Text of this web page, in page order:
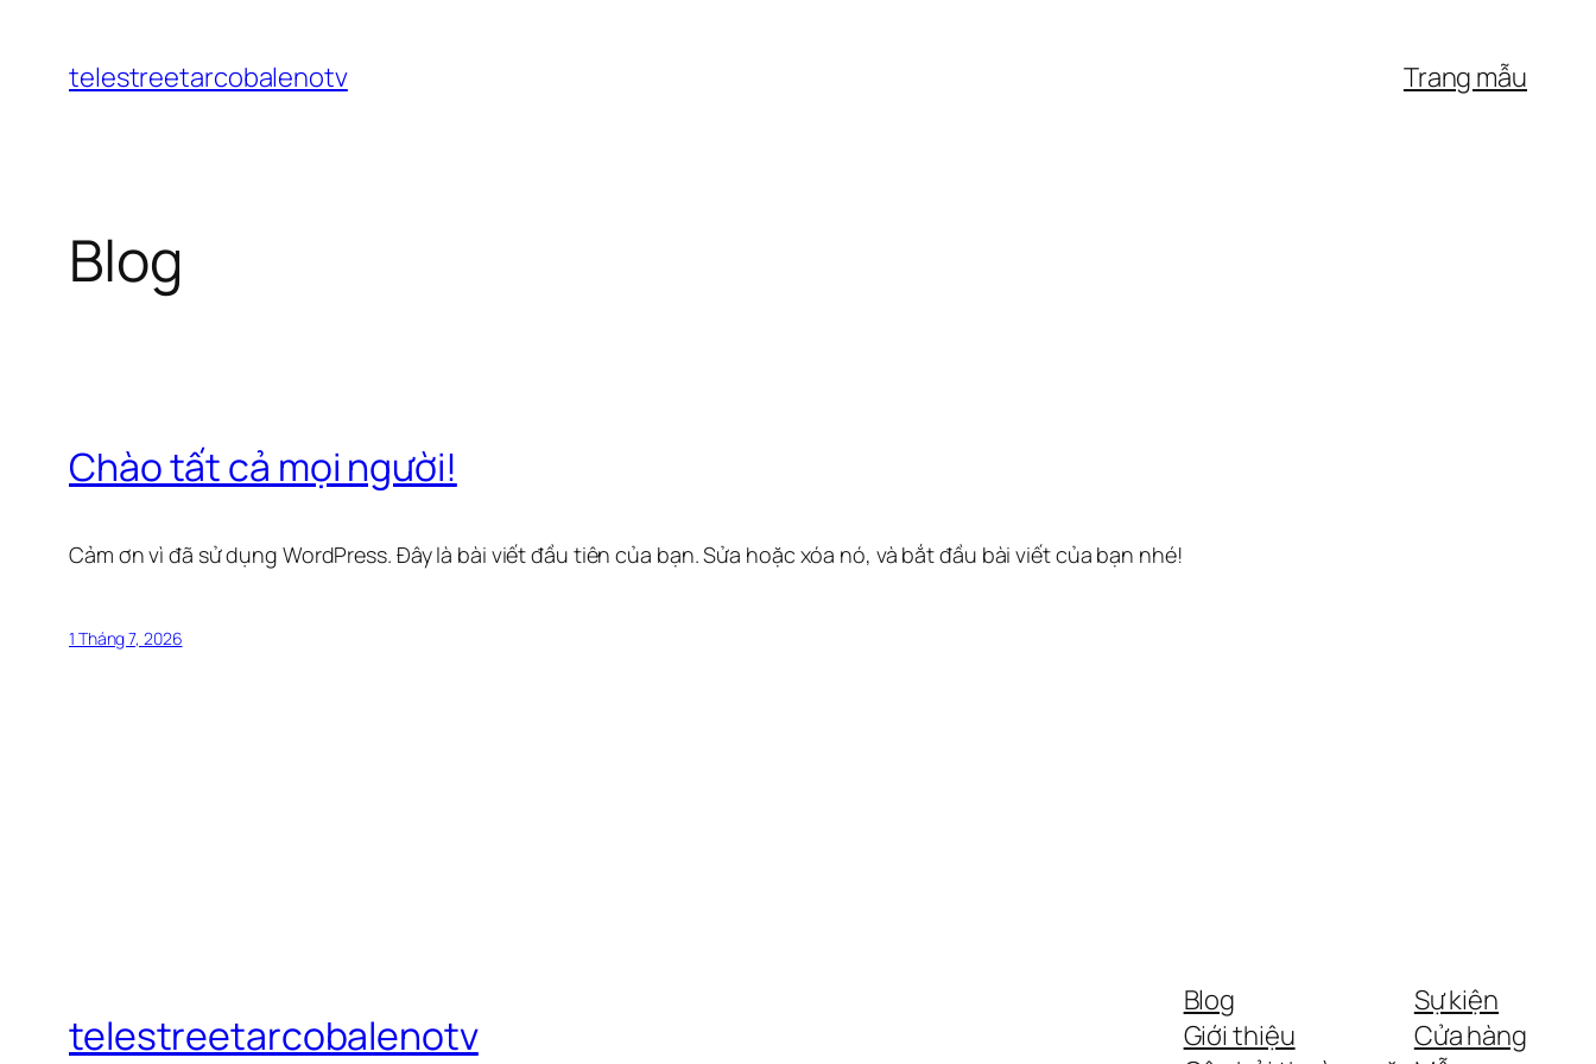
telestreetarcobalenotv Trang mẫu
Blog
Chào tất cả mọi người!
Cảm ơn vì đã sử dụng WordPress. Đây là bài viết đầu tiên của bạn. Sửa hoặc xóa nó, và bắt đầu bài viết của bạn nhé!
1 Tháng 7, 2026
telestreetarcobalenotv
Blog
Giới thiệu
Sự kiện
Cửa hàng